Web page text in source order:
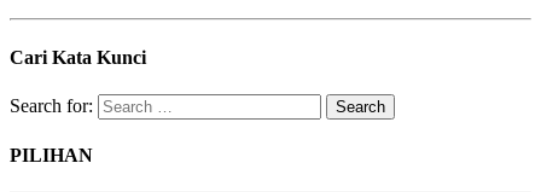
Cari Kata Kunci
Search for:
PILIHAN